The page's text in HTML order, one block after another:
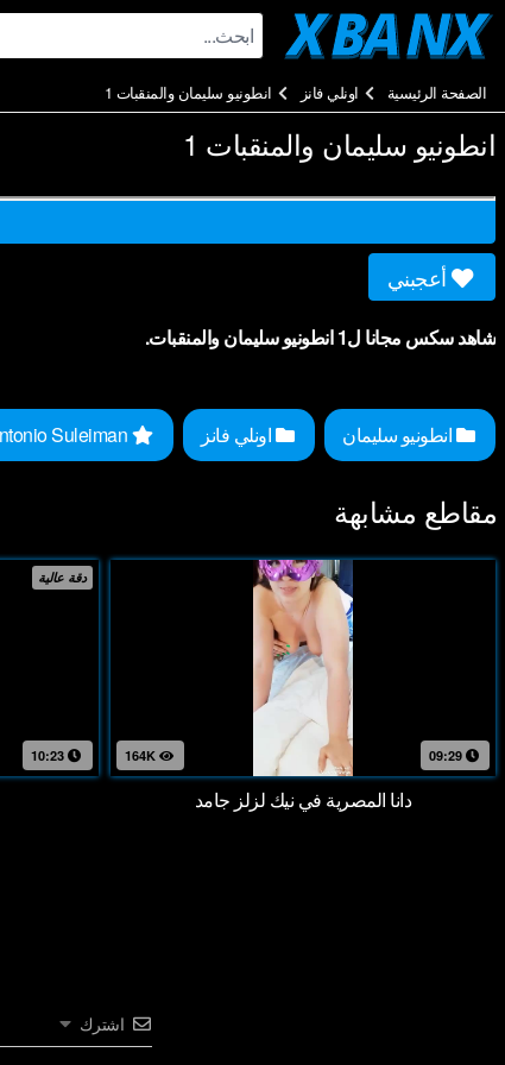
Skip
الصفحة الرئيسية اونلي فانز انطونيو سليمان والمنقبات 1
انطونيو سليمان والمنقبات 1
أعجبني
شاهد سكس مجانا ل1 انطونيو سليمان والمنقبات.
انطونيو سليمان اونلي فانز
مقاطع مشابهة
دقة عالية
10:23 164K 09:29
دانا المصرية في نيك لزلز جامد
اشترك